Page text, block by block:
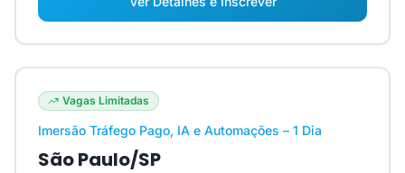
Vagas Limitadas
Imersão Tráfego Pago, IA e Automações – 1 Dia
São Paulo/SP